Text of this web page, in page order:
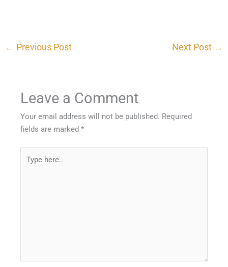
← Previous Post Next Post →
Leave a Comment
Your email address will not be published. Required
fields are marked*
here..